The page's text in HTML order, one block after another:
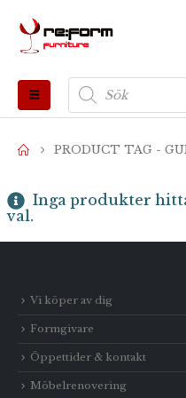
Produktsökning
PRODUCT TAG -
Inga produkter
val.
Vi köper av dig
Formgivare
Öppettider & kontakt
Möbelrenovering